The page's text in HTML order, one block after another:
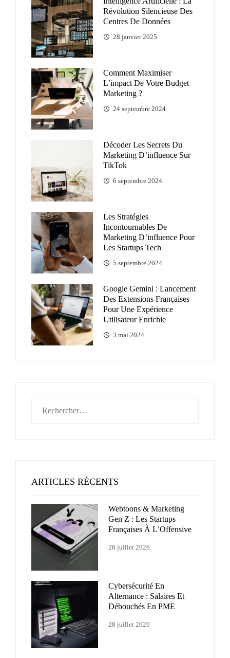
Révolution Silencieuse Des
Centres De Données
28 janvier 2025
Comment Maximiser
L’impact De Votre Budget
Marketing ?
24 septembre 2024
Décoder Les Secrets Du
Marketing D’influence Sur
TikTok
6 septembre 2024
Les Stratégies
Incontournables De
Marketing D’influence Pour
Les Startups Tech
5 septembre 2024
Google Gemini : Lancement
Des Extensions Françaises
Pour Une Expérience
Utilisateur Enrichie
3 mai 2024
ARTICLES RÉCENTS
Webtoons & Marketing
Gen Z : Les Startups
Françaises À L’Offensive
28 juillet 2026
Cybersécurité En
Alternance : Salaires Et
Débouchés En PME
28 juillet 2026